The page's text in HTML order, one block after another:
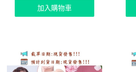
加入購物車